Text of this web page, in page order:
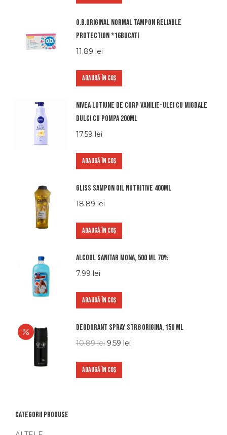
O.b.original normal tampon reliable
protection *16bucati
11.89 lei
ADAUGĂ ÎN COȘ
Nivea lotiune de corp vanilie-ulei cu migdale
dulci cu pompa 200ml
17.59 lei
ADAUGĂ ÎN COȘ
Gliss Sampon Oil Nutritive 400ml
18.89 lei
ADAUGĂ ÎN COȘ
Alcool sanitar Mona, 500 ml 70%
7.99 lei
ADAUGĂ ÎN COȘ
Deodorant Spray STR8 Origina, 150 ml
10.89lei 9.59 lei
ADAUGĂ ÎN COȘ
Categorii produse